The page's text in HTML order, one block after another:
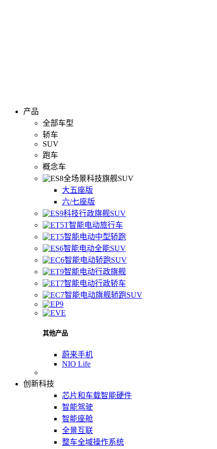
产品
全部车型
轿车
SUV
跑车
概念车
全场景科技旗舰SUV
大五座版
六/七座版
科技行政旗舰SUV
智能电动旅行车
智能电动中型轿跑
智能电动全能SUV
智能电动轿跑SUV
智能电动行政旗舰
智能电动行政轿车
智能电动旗舰轿跑SUV
其他产品
蔚来手机
NIO Life
创新科技
芯片和车载智能硬件
智能驾驶
智能座舱
全景互联
整车全域操作系统